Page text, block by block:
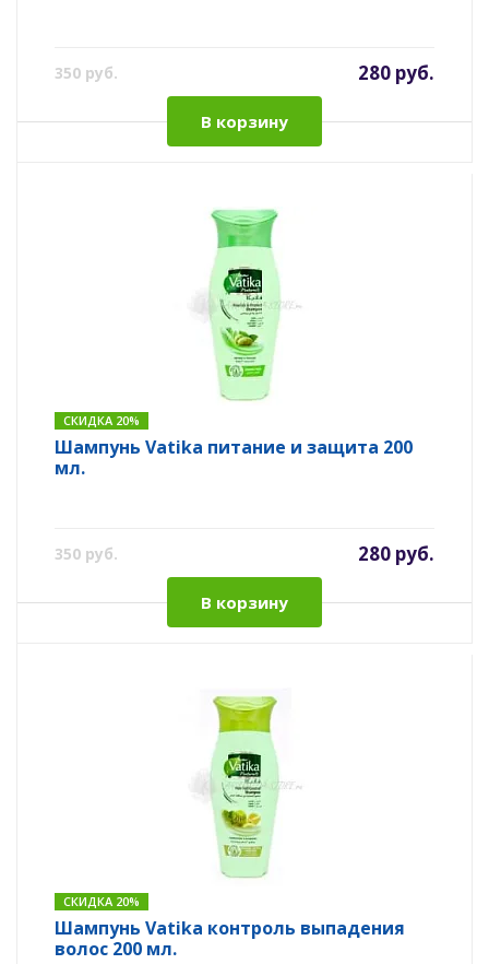
350 руб. 280 руб.
В корзину
СКИДКА 20%
Шампунь Vatika питание и защита 200
мл.
350 руб. 280 руб.
В корзину
СКИДКА 20%
Шампунь Vatika контроль выпадения
волос 200 мл.